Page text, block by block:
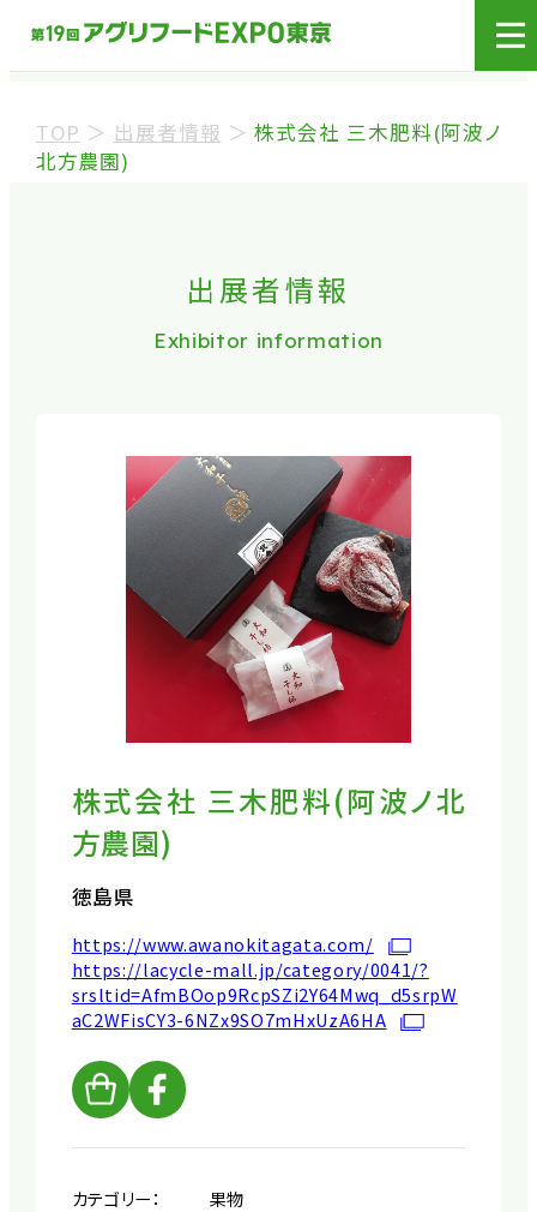
展示会場への入場には
来場登録が必要です。
来場事前登録（バイヤー）
ス目的以外の方や一般の方のご来場は固くお
TOP ＞ 出展者情報 ＞ 株式会社 三木肥料(阿波ノ
北方農園)
出展者情報
Exhibitor information
株式会社 三木肥料(阿波ノ北
方農園)
徳島県
https://www.awanokitagata.com/
https://lacycle-mall.jp/category/0041/?
srsltid=AfmBOop9RcpSZi2Y64Mwq_d5srpW
aC2WFisCY3-6NZx9SO7mHxUzA6HA
カテゴリー：
果物